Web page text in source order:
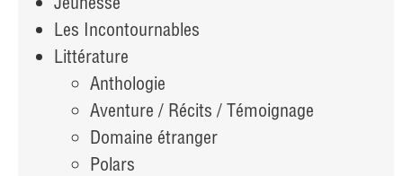
Les Incontournables
Littérature
Anthologie
Aventure / Récits / Témoignage
Domaine étranger
Polars